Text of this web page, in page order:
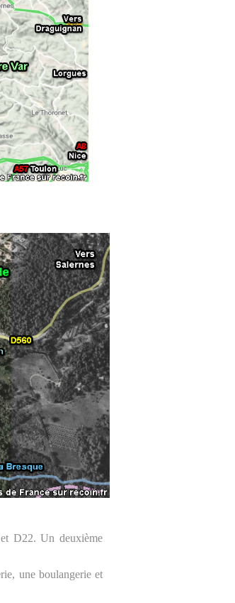
D22. Un deuxième
une boulangerie et